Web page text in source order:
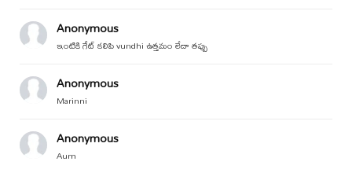
Anonymous
ఇంటికి గేట్ కలిపి vundhi ఉత్తమం లేదా తప్పు
Anonymous
Marinni
Anonymous
Aum